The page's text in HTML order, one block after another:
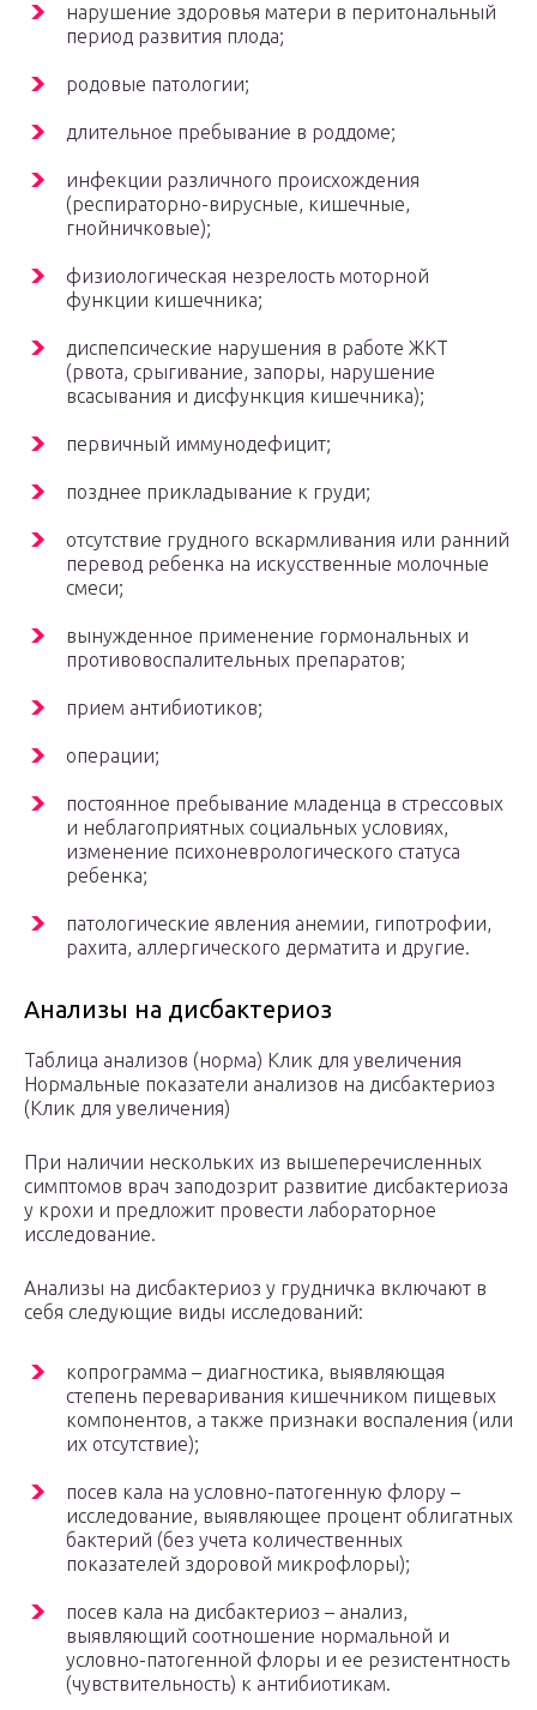
нарушение здоровья матери в перитональный
период развития плода;
родовые патологии;
длительное пребывание в роддоме;
инфекции различного происхождения
(респираторно-вирусные, кишечные,
гнойничковые);
физиологическая незрелость моторной
функции кишечника;
диспепсические нарушения в работе ЖКТ
(рвота, срыгивание, запоры, нарушение
всасывания и дисфункция кишечника);
первичный иммунодефицит;
позднее прикладывание к груди;
отсутствие грудного вскармливания или ранний
перевод ребенка на искусственные молочные
смеси;
вынужденное применение гормональных и
противовоспалительных препаратов;
прием антибиотиков;
операции;
постоянное пребывание младенца в стрессовых
и неблагоприятных социальных условиях,
изменение психоневрологического статуса
ребенка;
патологические явления анемии, гипотрофии,
рахита, аллергического дерматита и другие.
Анализы на дисбактериоз
Таблица анализов (норма) Клик для увеличения
Нормальные показатели анализов на дисбактериоз
(Клик для увеличения)
При наличии нескольких из вышеперечисленных
симптомов врач заподозрит развитие дисбактериоза
у крохи и предложит провести лабораторное
исследование.
Анализы на дисбактериоз у грудничка включают в
себя следующие виды исследований:
копрограмма – диагностика, выявляющая
степень переваривания кишечником пищевых
компонентов, а также признаки воспаления (или
их отсутствие);
посев кала на условно-патогенную флору –
исследование, выявляющее процент облигатных
бактерий (без учета количественных
показателей здоровой микрофлоры);
посев кала на дисбактериоз – анализ,
выявляющий соотношение нормальной и
условно-патогенной флоры и ее резистентность
(чувствительность) к антибиотикам.